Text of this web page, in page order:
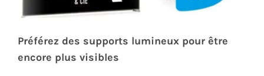
Préférez des supports lumineux pour être
encore plus visibles